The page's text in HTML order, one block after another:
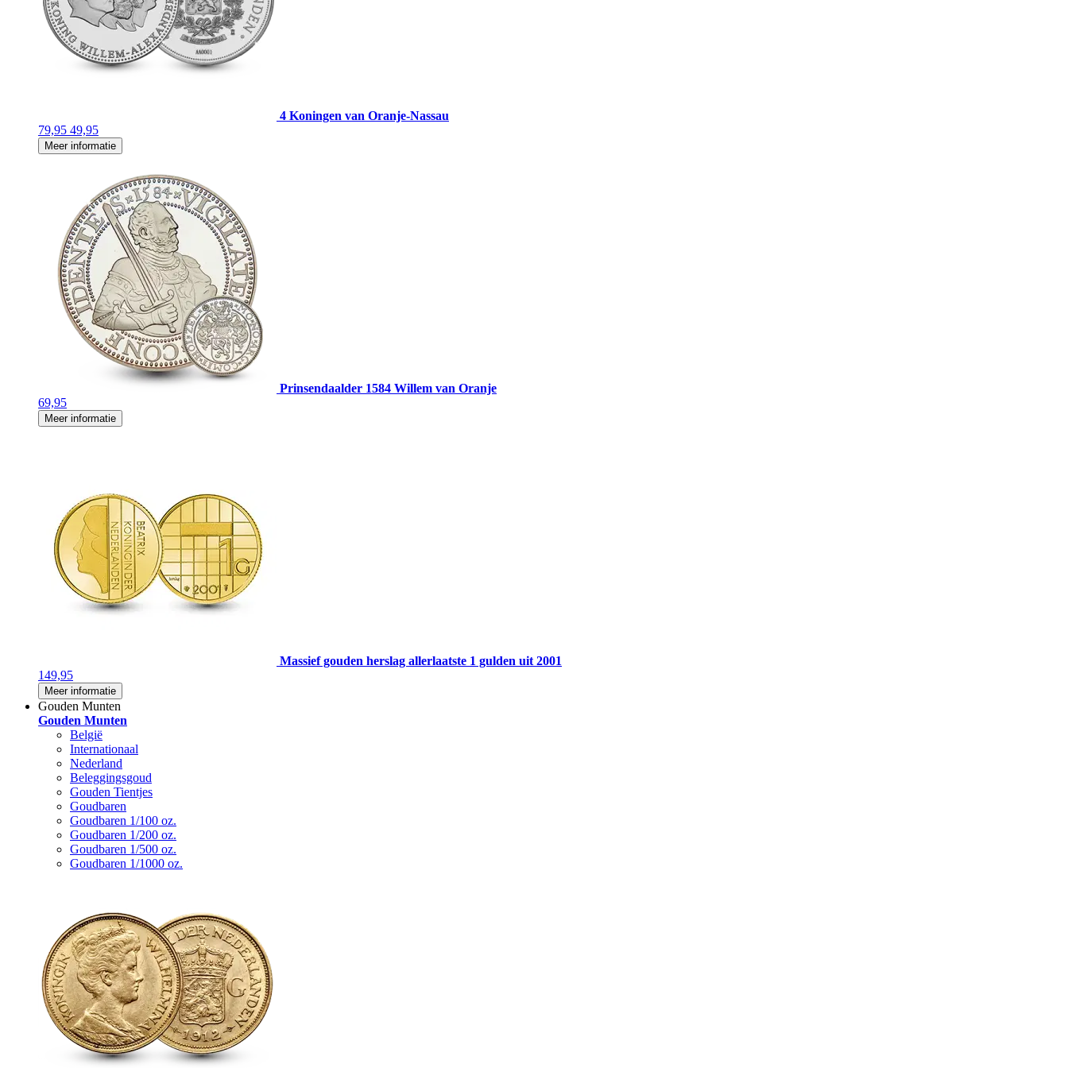
4 Koningen van Oranje-Nassau
79,95 49,95
Meer informatie
Prinsendaalder 1584 Willem van Oranje
69,95
Meer informatie
Massief gouden herslag allerlaatste 1 gulden uit 2001
149,95
Meer informatie
Gouden Munten
Gouden Munten
België
Internationaal
Nederland
Beleggingsgoud
Gouden Tientjes
Goudbaren
Goudbaren 1/100 oz.
Goudbaren 1/200 oz.
Goudbaren 1/500 oz.
Goudbaren 1/1000 oz.